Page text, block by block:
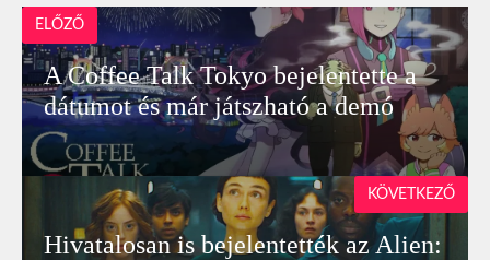
ELŐZŐ
A Coffee Talk Tokyo bejelentette a
dátumot és már játszható a demó
Hivatalosan is bejelentették az Alien:
KÖVETKEZŐ